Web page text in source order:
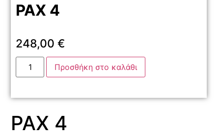
PAX 4
248,00 €
Προσθήκη στο καλάθι
PAX 4